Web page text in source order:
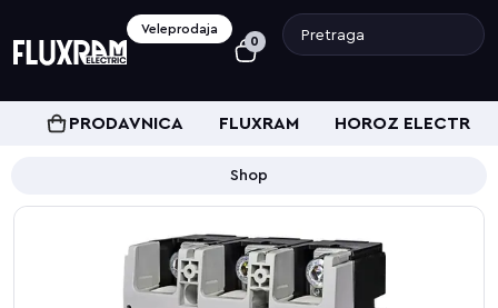
Veleprodaja
0
PRODAVNICA FLUXRAM HOROZ ELECTRIC
Shop